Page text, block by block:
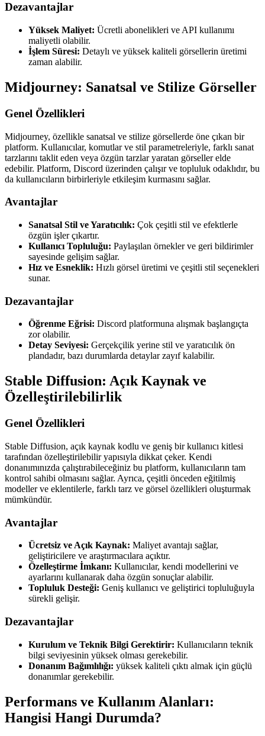
Dezavantajlar
Yüksek Maliyet: Ücretli abonelikleri ve API kullanımı
maliyetli olabilir.
İşlem Süresi: Detaylı ve yüksek kaliteli görsellerin üretimi
zaman alabilir.
Midjourney: Sanatsal ve Stilize Görseller
Genel Özellikleri
Midjourney, özellikle sanatsal ve stilize görsellerde öne çıkan bir
platform. Kullanıcılar, komutlar ve stil parametreleriyle, farklı sanat
tarzlarını taklit eden veya özgün tarzlar yaratan görseller elde
edebilir. Platform, Discord üzerinden çalışır ve topluluk odaklıdır, bu
da kullanıcıların birbirleriyle etkileşim kurmasını sağlar.
Avantajlar
Sanatsal Stil ve Yaratıcılık: Çok çeşitli stil ve efektlerle
özgün işler çıkartır.
Kullanıcı Topluluğu: Paylaşılan örnekler ve geri bildirimler
sayesinde gelişim sağlar.
Hız ve Esneklik: Hızlı görsel üretimi ve çeşitli stil seçenekleri
sunar.
Dezavantajlar
Öğrenme Eğrisi: Discord platformuna alışmak başlangıçta
zor olabilir.
Detay Seviyesi: Gerçekçilik yerine stil ve yaratıcılık ön
plandadır, bazı durumlarda detaylar zayıf kalabilir.
Stable Diffusion: Açık Kaynak ve
Özelleştirilebilirlik
Genel Özellikleri
Stable Diffusion, açık kaynak kodlu ve geniş bir kullanıcı kitlesi
tarafından özelleştirilebilir yapısıyla dikkat çeker. Kendi
donanımınızda çalıştırabileceğiniz bu platform, kullanıcıların tam
kontrol sahibi olmasını sağlar. Ayrıca, çeşitli önceden eğitilmiş
modeller ve eklentilerle, farklı tarz ve görsel özellikleri oluşturmak
mümkündür.
Avantajlar
Ücretsiz ve Açık Kaynak: Maliyet avantajı sağlar,
geliştiricilere ve araştırmacılara açıktır.
Özelleştirme İmkanı: Kullanıcılar, kendi modellerini ve
ayarlarını kullanarak daha özgün sonuçlar alabilir.
Topluluk Desteği: Geniş kullanıcı ve geliştirici topluluğuyla
sürekli gelişir.
Dezavantajlar
Kurulum ve Teknik Bilgi Gerektirir: Kullanıcıların teknik
bilgi seviyesinin yüksek olması gerekebilir.
Donanım Bağımlılığı: yüksek kaliteli çıktı almak için güçlü
donanımlar gerekebilir.
Performans ve Kullanım Alanları:
Hangisi Hangi Durumda?